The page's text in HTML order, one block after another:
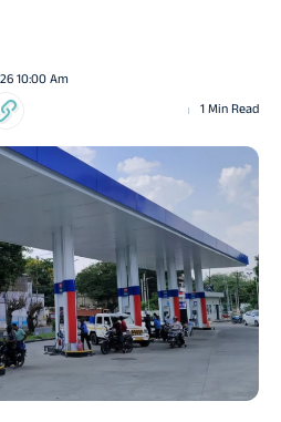
10:00 Am
1 Min Read